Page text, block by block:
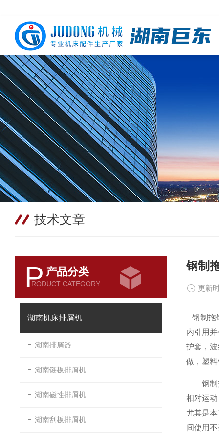
技术文章
P 产品分类
RODUCT CATEGORY
湖南机床排屑机
湖南排屑器
湖南链板排屑机
湖南磁性排屑机
湖南刮板排屑机
钢制
更新
钢制拖
内引用
护套，
做，塑
钢制拖
相对运
尤其是
间使用